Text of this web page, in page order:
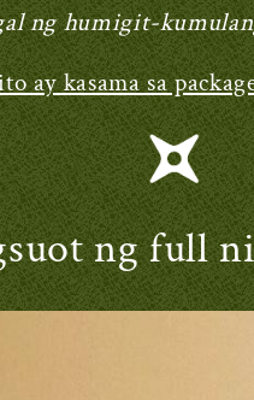
ng humigit-
ay kasama sa
ng full